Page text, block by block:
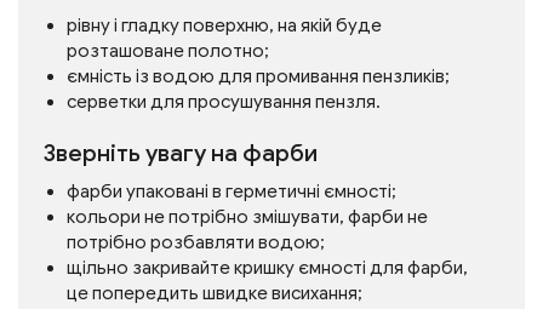
рівну і гладку поверхню, на якій буде
розташоване полотно;
ємність із водою для промивання пензликів;
серветки для просушування пензля.
Зверніть увагу на фарби
фарби упаковані в герметичні ємності;
кольори не потрібно змішувати, фарби не
потрібно розбавляти водою;
щільно закривайте кришку ємності для фарби,
це попередить швидке висихання;